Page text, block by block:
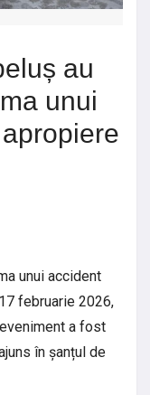
au
unui
unui accident
februarie 2026,
a fost
în șanțul de